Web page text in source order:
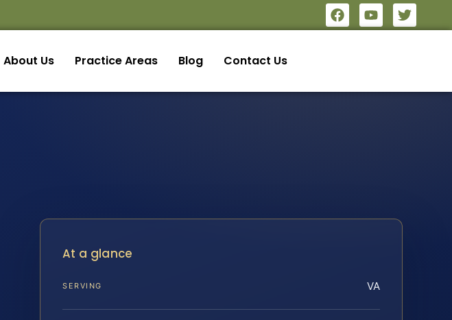
About Us Practice Areas Blog Contact Us
At a glance
SERVING VA